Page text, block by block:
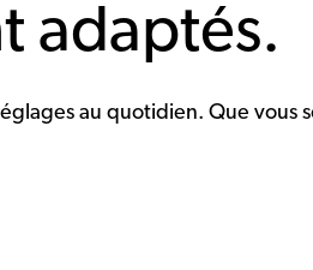
adaptés.
au quotidien. Que